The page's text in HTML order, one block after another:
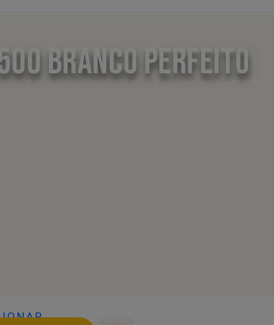
BRANCO PERFEITO